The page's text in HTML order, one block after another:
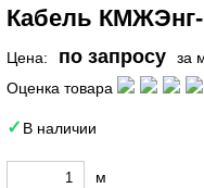
Кабель КМЖЭнг-
Цена: по запросу
за
Оценка товара
В наличии
м